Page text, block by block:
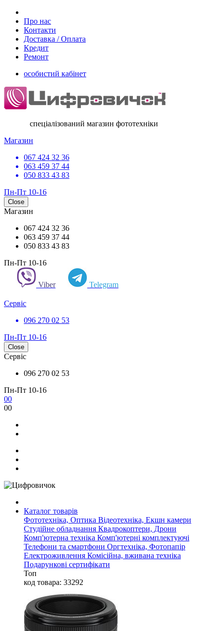
Про нас
Контакти
Доставка / Оплата
Кредит
Ремонт
особистий кабінет
спеціалізований магазин фототехніки
Магазин
067 424 32 36
063 459 37 44
050 833 43 83
Пн-Пт 10-16
Close
Магазин
067 424 32 36
063 459 37 44
050 833 43 83
Пн-Пт 10-16
Viber Telegram
Сервіс
096 270 02 53
Пн-Пт 10-16
Close
Сервіс
096 270 02 53
Пн-Пт 10-16
00
00
Каталог товарів
Фототехніка, Оптика Відеотехніка, Екшн камери
Студійне обладнання Квадрокоптери, Дрони
Комп'ютерна техніка Комп'ютерні комплектуючі
Телефони та смартфони Оргтехніка, Фотопапір
Електроживлення Комісійна, вживана техніка
Подарункові сертифікати
Топ
код товара: 33292